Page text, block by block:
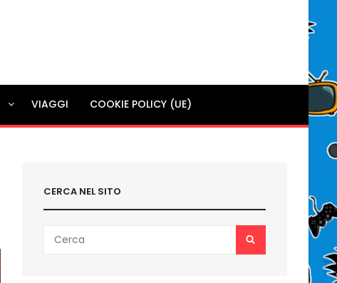
VIAGGI COOKIE POLICY (UE)
CERCA NEL SITO
for: